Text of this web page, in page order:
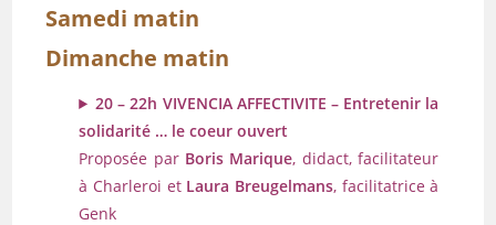
Samedi matin
Dimanche matin
20 – 22h VIVENCIA AFFECTIVITE – Entretenir la
solidarité … le coeur ouvert
Proposée par Boris Marique, didact, facilitateur
à Charleroi et Laura Breugelmans, facilitatrice à
Genk